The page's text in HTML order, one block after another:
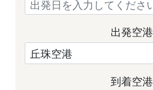
出発空港
到着空港